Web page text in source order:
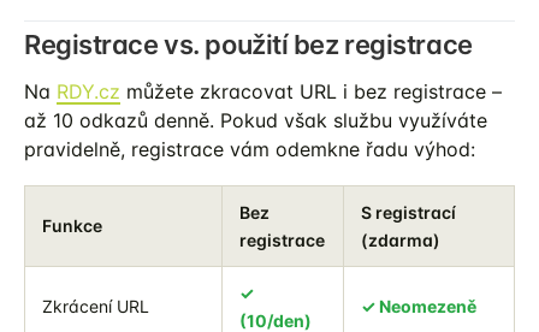
Registrace vs. použití bez registrace
Na RDY.cz můžete zkracovat URL i bez registrace –
až 10 odkazů denně. Pokud však službu využíváte
pravidelně, registrace vám odemkne řadu výhod:
Funkce
Bez
registrace
S registrací
(zdarma)
Zkrácení URL
✓
(10/den)
✓ Neomezeně